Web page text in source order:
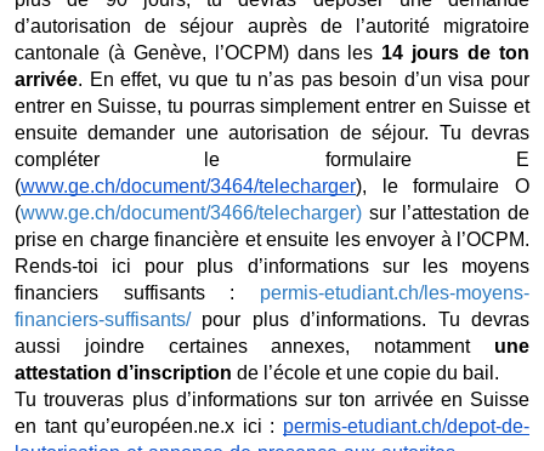
d’autorisation de séjour auprès de l’autorité migratoire
cantonale (à Genève, l’OCPM) dans les 14 jours de ton
arrivée. En effet, vu que tu n’as pas besoin d’un visa pour
entrer en Suisse, tu pourras simplement entrer en Suisse et
ensuite demander une autorisation de séjour. Tu devras
compléter le formulaire E
(www.ge.ch/document/3464/telecharger), le formulaire O
(www.ge.ch/document/3466/telecharger) sur l’attestation de
prise en charge financière et ensuite les envoyer à l’OCPM.
Rends-toi ici pour plus d’informations sur les moyens
financiers suffisants : permis-etudiant.ch/les-moyens-
financiers-suffisants/ pour plus d’informations. Tu devras
aussi joindre certaines annexes, notamment une
attestation d’inscription de l’école et une copie du bail.
Tu trouveras plus d’informations sur ton arrivée en Suisse
en tant qu’européen.ne.x ici : permis-etudiant.ch/depot-de-